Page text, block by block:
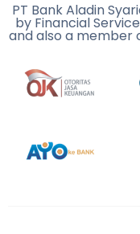
PT Bank Aladin
by Financial
and also a member